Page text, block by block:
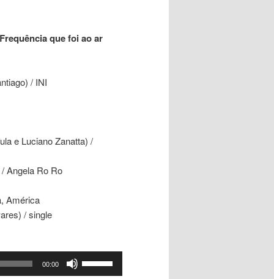
que foi ao ar
/ INI
e Luciano Zanatta) /
Angela Ro Ro
América
/ single
00:00